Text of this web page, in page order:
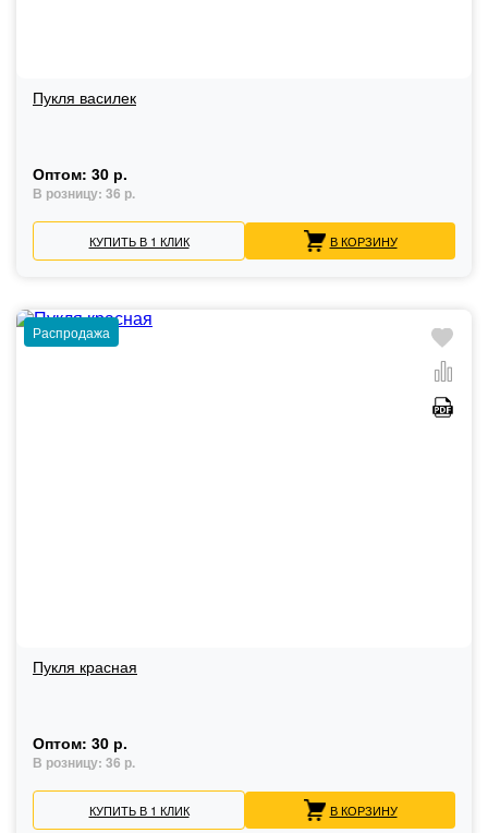
Пукля василек
Оптом: 30 р.
В розницу: 36 р.
КУПИТЬ В 1 КЛИК В КОРЗИНУ
Распродажа
Пукля красная
Оптом: 30 р.
В розницу: 36 р.
КУПИТЬ В 1 КЛИК В КОРЗИНУ